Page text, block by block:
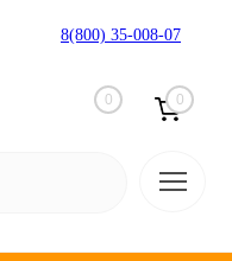
8(800) 35-008-07
0 0